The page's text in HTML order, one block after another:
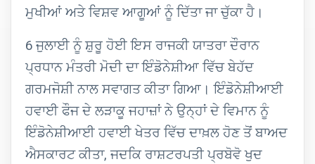
ਮੁਖੀਆਂ ਅਤੇ ਵਿਸ਼ਵ ਆਗੂਆਂ ਨੂੰ ਦਿੱਤਾ ਜਾ ਚੁੱਕਾ ਹੈ।
6 ਜੁਲਾਈ ਨੂੰ ਸ਼ੁਰੂ ਹੋਈ ਇਸ ਰਾਜਕੀ ਯਾਤਰਾ ਦੌਰਾਨ
ਪ੍ਰਧਾਨ ਮੰਤਰੀ ਮੋਦੀ ਦਾ ਇੰਡੋਨੇਸ਼ੀਆ ਵਿੱਚ ਬੇਹੱਦ
ਗਰਮਜੋਸ਼ੀ ਨਾਲ ਸਵਾਗਤ ਕੀਤਾ ਗਿਆ। ਇੰਡੋਨੇਸ਼ੀਆਈ
ਹਵਾਈ ਫੌਜ ਦੇ ਲੜਾਕੂ ਜਹਾਜ਼ਾਂ ਨੇ ਉਨ੍ਹਾਂ ਦੇ ਵਿਮਾਨ ਨੂੰ
ਇੰਡੋਨੇਸ਼ੀਆਈ ਹਵਾਈ ਖੇਤਰ ਵਿੱਚ ਦਾਖ਼ਲ ਹੋਣ ਤੋਂ ਬਾਅਦ
ਐਸਕਾਰਟ ਕੀਤਾ, ਜਦਕਿ ਰਾਸ਼ਟਰਪਤੀ ਪ੍ਰਬੋਵੋ ਖੁਦ